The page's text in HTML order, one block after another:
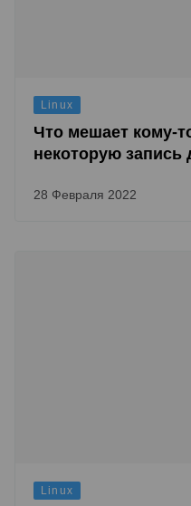
Linux
Что мешает кому-
некоторую запись
28 Февраля 2022
Linux